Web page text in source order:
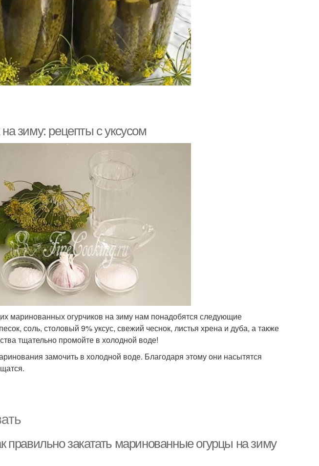
зиму: рецепты с уксусом
маринованных огурчиков на зиму нам понадобятся следующие
соль, столовый 9% уксус, свежий чеснок, листья хрена и дуба, а также
тщательно промойте в холодной воде!
замочить в холодной воде. Благодаря этому они насытятся
правильно закатать маринованные огурцы на зиму